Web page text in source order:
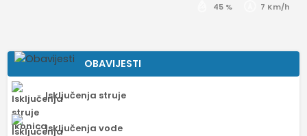
45 % 7 Km/h
OBAVIJESTI
Isključenja struje
Isključenja vode